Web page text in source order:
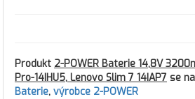
Produkt 2-POWER Baterie 14,8V
Pro-14IHU5, Lenovo Slim 7 14IAP7 se
Baterie, výrobce 2-POWER